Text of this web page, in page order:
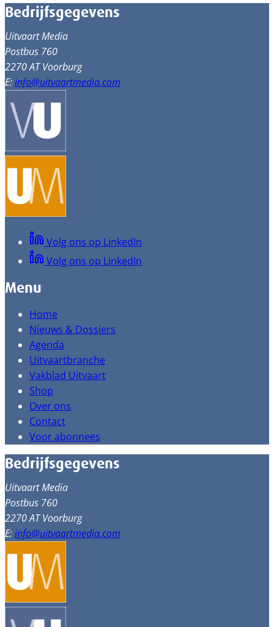
Bedrijfsgegevens
Uitvaart Media
Postbus 760
2270 AT Voorburg
E:info@uitvaartmedia.com
Volg ons op LinkedIn
Volg ons op LinkedIn
Menu
Home
Nieuws & Dossiers
Agenda
Uitvaartbranche
Vakblad Uitvaart
Shop
Over ons
Contact
Voor abonnees
Bedrijfsgegevens
Uitvaart Media
Postbus 760
2270 AT Voorburg
E:info@uitvaartmedia.com